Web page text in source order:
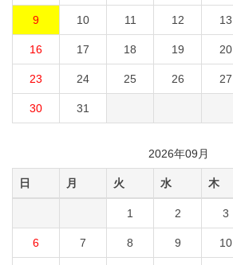
9 10 11 12 13
16 17 18 19 20
23 24 25 26 27
30 31
2026年09月
日 月 火 水 木
1 2 3
6 7 8 9 10